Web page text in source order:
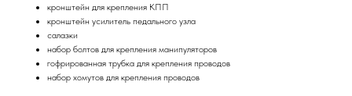
кронштейн для крепления КПП
кронштейн усилитель педального узла
салазки
набор болтов для крепления манипуляторов
гофрированная трубка для крепления проводов
набор хомутов для крепления проводов